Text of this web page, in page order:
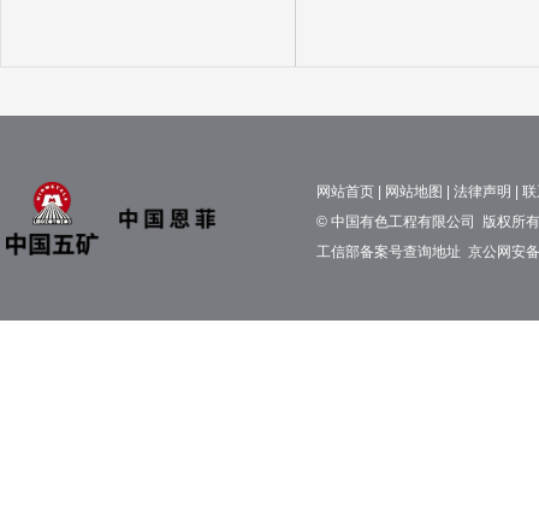
网站首页 网站地图 法律声明
© 中国有色工程有限公司 版权所
工信部备案号查询地址 京公网安